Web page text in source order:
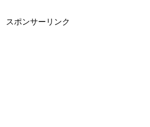
スポンサーリンク